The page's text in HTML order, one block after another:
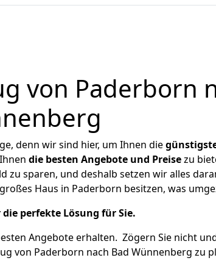
von Paderborn
denn wir sind hier, um Ihnen die
die besten Angebote und Preisezu
sparen, und deshalb setzen wir alles
Haus in Paderborn besitzen, was
perfekte Lösung für Sie.
Angebote erhalten. Zögern Sie nicht
von Paderborn nach Bad Wünnenberg zu